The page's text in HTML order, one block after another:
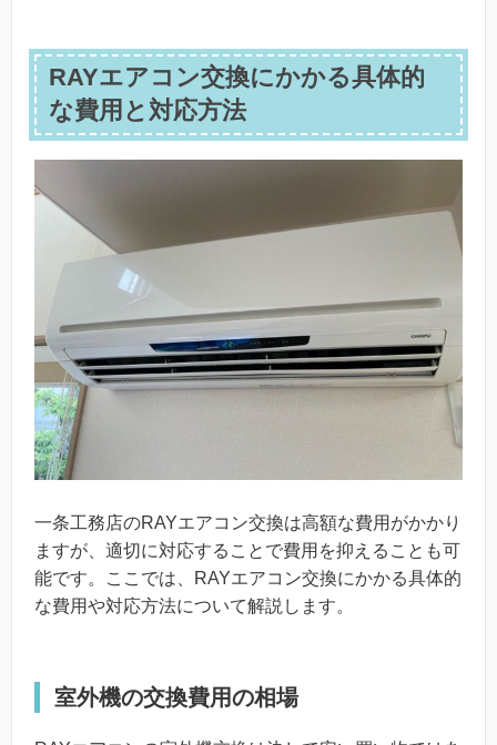
RAYエアコン交換にかかる具体的
な費用と対応方法
一条工務店のRAYエアコン交換は高額な費用がかかり
ますが、適切に対応することで費用を抑えることも可
能です。ここでは、RAYエアコン交換にかかる具体的
な費用や対応方法について解説します。
室外機の交換費用の相場